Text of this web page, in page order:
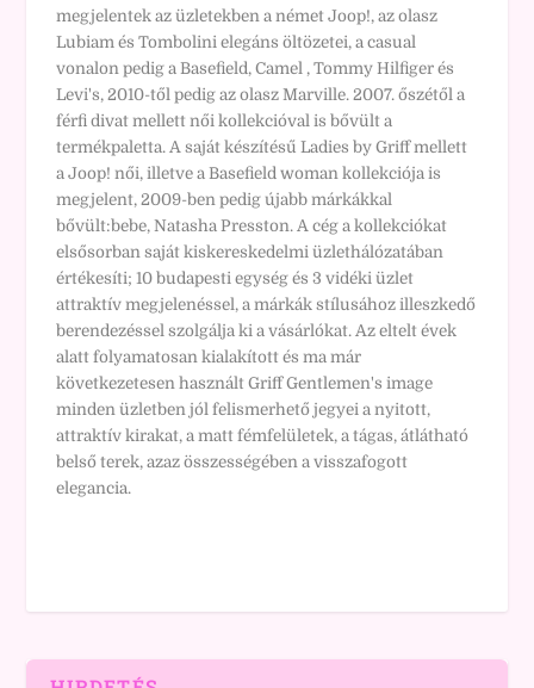
megjelentek az üzletekben a német Joop!, az olasz
Lubiam és Tombolini elegáns öltözetei, a casual
vonalon pedig a Basefield, Camel , Tommy Hilfiger és
Levi's, 2010-től pedig az olasz Marville. 2007. őszétől a
férfi divat mellett női kollekcióval is bővült a
termékpaletta. A saját készítésű Ladies by Griff mellett
a Joop! női, illetve a Basefield woman kollekciója is
megjelent, 2009-ben pedig újabb márkákkal
bővült:bebe, Natasha Presston. A cég a kollekciókat
elsősorban saját kiskereskedelmi üzlethálózatában
értékesíti; 10 budapesti egység és 3 vidéki üzlet
attraktív megjelenéssel, a márkák stílusához illeszkedő
berendezéssel szolgálja ki a vásárlókat. Az eltelt évek
alatt folyamatosan kialakított és ma már
következetesen használt Griff Gentlemen's image
minden üzletben jól felismerhető jegyei a nyitott,
attraktív kirakat, a matt fémfelületek, a tágas, átlátható
belső terek, azaz összességében a visszafogott
elegancia.